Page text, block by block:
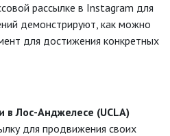
рассылке в Instagram для
демонстрируют, как можно
для достижения конкретных
в Лос-Анджелесе (UCLA)
для продвижения своих